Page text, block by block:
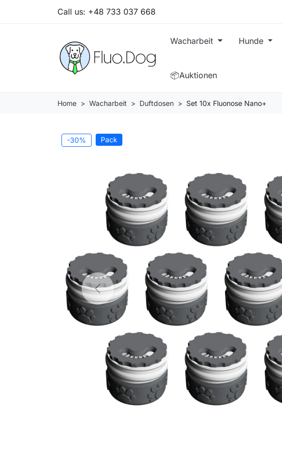
Call us: +48 733 037 668
Wacharbeit Hunde
📦Auktionen
Home Wacharbeit Duftdosen Set 10x Fluonose Nano+
-30% Pack
Previous